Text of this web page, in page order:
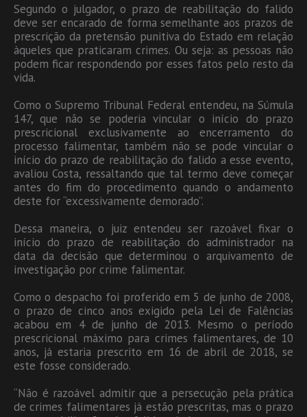
Segundo o julgador, o prazo de reabilitação do falido
deve ser encarado de forma semelhante aos prazos de
prescrição da pretensão punitiva do Estado em relação
àqueles que praticaram crimes. Ou seja: as pessoas não
podem ficar respondendo por esses fatos pelo resto da
vida.
Como o Supremo Tribunal Federal entendeu, na Súmula
147, que não se poderia vincular o início do prazo
prescricional exclusivamente ao encerramento do
processo falimentar, também não se pode vincular o
início do prazo de reabilitação do falido a esse evento,
avaliou Costa, ressaltando que tal termo deve começar
antes do fim do procedimento quando o andamento
deste for “excessivamente demorado”.
Dessa maneira, o juiz entendeu ser razoável fixar o
início do prazo de reabilitação do administrador na
data da decisão que determinou o arquivamento de
investigação por crime falimentar.
Como o despacho foi proferido em 5 de junho de 2008,
o prazo de cinco anos exigido pela Lei de Falências
acabou em 4 de junho de 2013. Mesmo o período
prescricional máximo para crimes falimentares, de 10
anos, já estaria prescrito em 16 de abril de 2018, se
este fosse considerado.
“Não é razoável admitir que a persecução pela prática
de crimes falimentares já estão prescritas, mas o prazo